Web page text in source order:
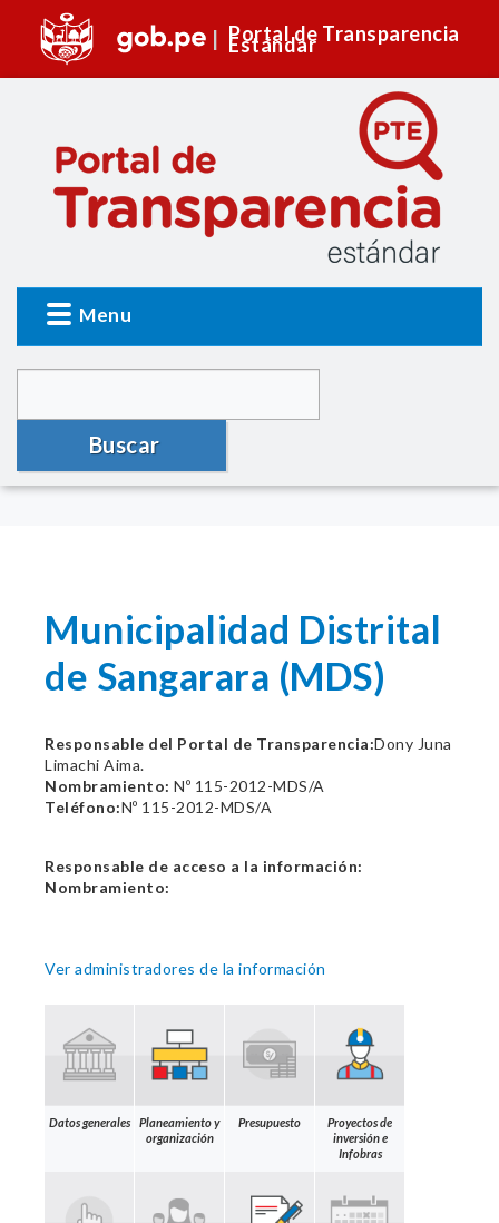
Portal de Transparencia
Estándar
Menu
Buscar
Municipalidad Distrital
de Sangarara (MDS)
Responsable del Portal de Transparencia:Dony Juna
Limachi Aima.
Nombramiento: Nº 115-2012-MDS/A
Teléfono:Nº 115-2012-MDS/A
Responsable de acceso a la información:
Nombramiento:
Ver administradores de la información
Datos generales
Planeamiento y
organización
Presupuesto
Proyectos de
inversión e
Infobras